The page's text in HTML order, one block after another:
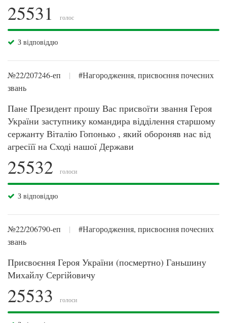
25531 голос
З відповіддю
№22/207246-еп |
#Нагородження, присвоєння почесних
звань
Пане Президент прошу Вас присвоїти звання Героя
України заступнику командира відділення старшому
сержанту Віталію Гопонько , який обороняв нас від
агресіїї на Сході нашої Держави
25532 голоси
З відповіддю
№22/206790-еп |
#Нагородження, присвоєння почесних
звань
Присвоєння Героя України (посмертно) Ганьшину
Михайлу Сергійовичу
25533 голоси